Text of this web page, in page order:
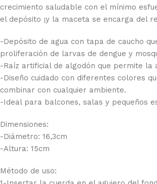
crecimiento saludable con el mínimo
el depósito ¡y la maceta se encarga del
-Depósito de agua con tapa de caucho
proliferación de larvas de dengue y
-Raíz artificial de algodón que permite la
-Diseño cuidado con diferentes colores
combinar con cualquier ambiente.
-Ideal para balcones, salas y pequeños
Dimensiones:
-Diámetro: 16,3cm
-Altura: 15cm
Método de uso: